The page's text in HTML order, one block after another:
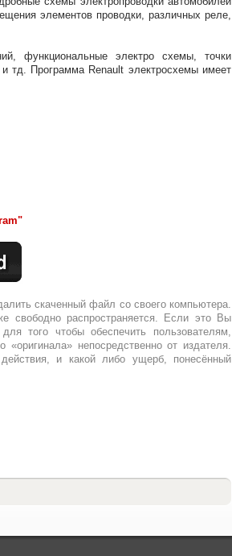
элементов проводки, различных реле,
функциональные электро схемы, точки
тд. Программа Renault электросхемы имеет
скаченный файл со своего компьютера.
свободно распространяется. Если это Вы
того чтобы обеспечить пользователям,
«оригинала» непосредственно от издателя.
действия, и какой либо ущерб, понесённый